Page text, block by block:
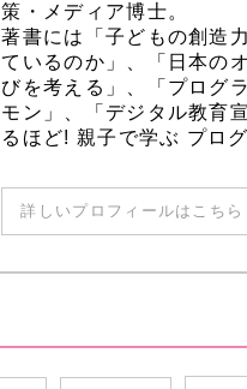
策・メディア博士。
著書には「子どもの創造
ているのか」、「日本の
びを考える」、「プログ
モン」、「デジタル教育
るほど! 親子で学ぶ プロ
詳しいプロフィールはこち